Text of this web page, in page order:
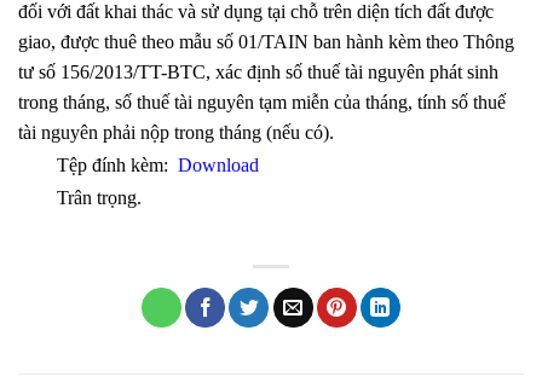
đối với đất khai thác và sử dụng tại chỗ trên diện tích đất được
giao, được thuê theo mẫu số 01/TAIN ban hành kèm theo Thông
tư số 156/2013/TT-BTC, xác định số thuế tài nguyên phát sinh
trong tháng, số thuế tài nguyên tạm miễn của tháng, tính số thuế
tài nguyên phải nộp trong tháng (nếu có).
Tệp đính kèm: Download
Trân trọng.